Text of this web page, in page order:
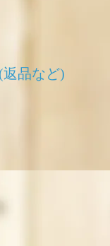
品など)